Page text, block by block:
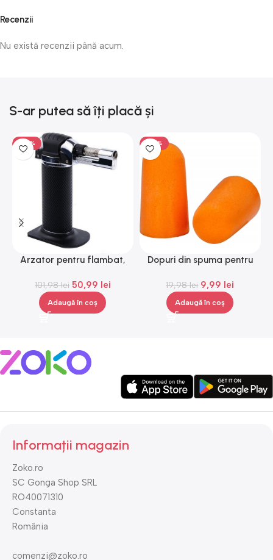
Recenzii
Nu există recenzii până acum.
S-ar putea să îți placă și
-50%
Arzator pentru flambat,
Gonga®
101,98lei 50,99 lei
Adaugă în coș
-50%
Dopuri din spuma pentru
19,98lei 9,99 lei
Adaugă în coș
Informații magazin
Zoko.ro
SC Gonga Shop SRL
RO40071310
Constanta
România
comenzi@zoko.ro